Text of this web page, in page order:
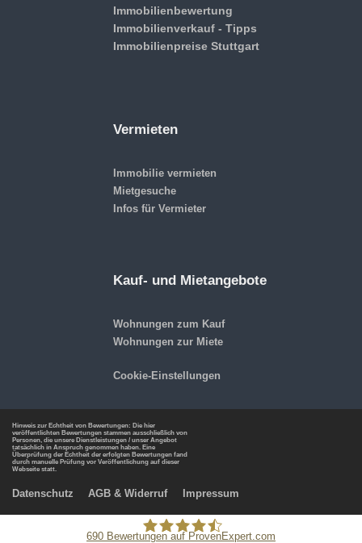
Immobilienbewertung
Immobilienverkauf - Tipps
Immobilienpreise Stuttgart
Vermieten
Immobilie vermieten
Mietgesuche
Infos für Vermieter
Kauf- und Mietangebote
Wohnungen zum Kauf
Wohnungen zur Miete
Cookie-Einstellungen
Hinweis zur Echtheit von Bewertungen: Die hier
veröffentlichten Bewertungen stammen ausschließlich von
Personen, die unsere Dienstleistungen / unser Angebot
tatsächlich in Anspruch genommen haben. Eine
Überprüfung der Echtheit der erfolgten Bewertungen fand
durch manuelle Prüfung vor Veröffentlichung auf dieser
Webseite statt.
Datenschutz AGB & Widerruf Impressum
690 Bewertungen auf ProvenExpert.com